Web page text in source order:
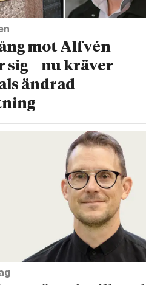
mot Alfvén
sig – nu kräver
ändrad